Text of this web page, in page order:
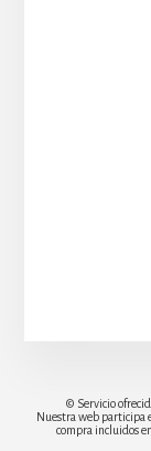
© Servicio
Nuestra web participa
compra incluidos